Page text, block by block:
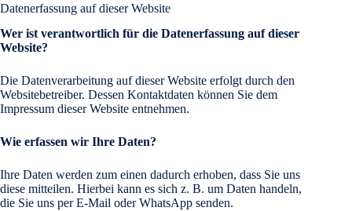
Datenerfassung auf dieser Website
Wer ist verantwortlich für die Datenerfassung auf dieser
Website?
Die Datenverarbeitung auf dieser Website erfolgt durch den
Websitebetreiber. Dessen Kontaktdaten können Sie dem
Impressum dieser Website entnehmen.
Wie erfassen wir Ihre Daten?
Ihre Daten werden zum einen dadurch erhoben, dass Sie uns
diese mitteilen. Hierbei kann es sich z. B. um Daten handeln,
die Sie uns per E-Mail oder WhatsApp senden.